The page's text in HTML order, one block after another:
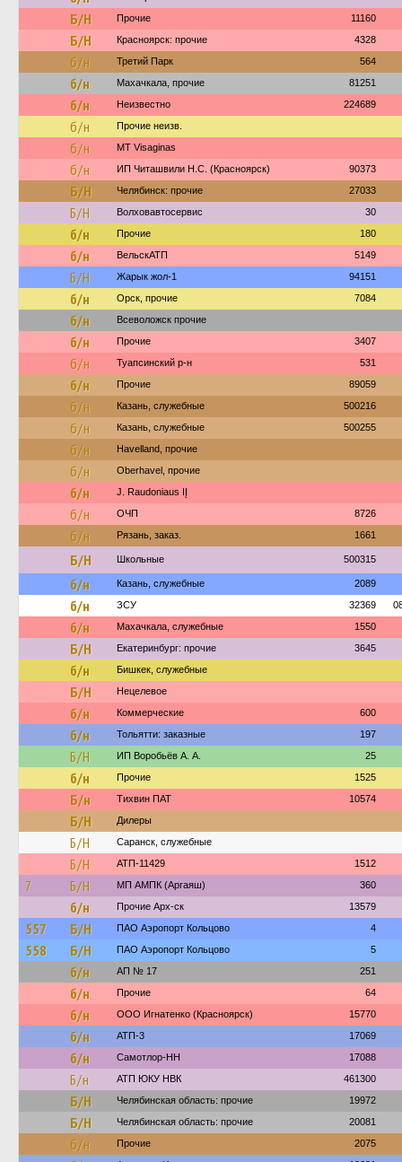
Б/Н Прочие 11160
Б/Н Красноярск: прочие 4328
б/н Третий Парк 564
б/н Махачкала, прочие 81251
б/н Неизвестно 224689
б/н Прочие неизв.
б/н MT Visaginas
б/н ИП Читашвили Н.С. (Красноярск) 90373
Б/Н Челябинск: прочие 27033
Б/Н Волховавтосервис 30
б/н Прочие 180
б/н ВельскАТП 5149
Б/Н Жарык жол-1 94151
б/н Орск, прочие 7084
б/н Всеволожск прочие
б/н Прочие 3407
б/н Туапсинский р-н 531
б/н Прочие 89059
б/н Казань, служебные 500216
б/н Казань, служебные 500255
б/н Havelland, прочие
б/н Oberhavel, прочие
б/н J. Raudoniaus IĮ
б/н ОЧП 8726
б/н Рязань, заказ. 1661
Б/Н Школьные 500315
б/н Казань, служебные 2089
б/н ЗСУ 32369
б/н Махачкала, служебные 1550
Б/Н Екатеринбург: прочие 3645
б/н Бишкек, служебные
Б/Н Нецелевое
б/н Коммерческие 600
б/н Тольятти: заказные 197
Б/Н ИП Воробьёв А. А. 25
б/н Прочие 1525
Б/н Тихвин ПАТ 10574
Б/Н Дилеры
Б/Н Саранск, служебные
Б/Н АТП-11429 1512
7 Б/Н МП АМПК (Аргаяш) 360
б/н Прочие Арх-ск 13579
557 Б/Н ПАО Аэропорт Кольцово 4
558 Б/Н ПАО Аэропорт Кольцово 5
б/н АП № 17 251
б/н Прочие 64
б/н ООО Игнатенко (Красноярск) 15770
б/н АТП-3 17069
б/н Самотлор-НН 17088
Б/н АТП ЮКУ НВК 461300
Б/Н Челябинская область: прочие 19972
Б/Н Челябинская область: прочие 20081
б/н Прочие 2075